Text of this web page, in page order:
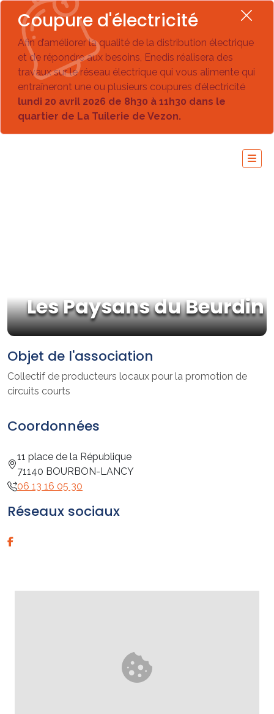
Coupure d'électricité
Afin d’améliorer la qualité de la distribution électrique
et de répondre aux besoins, Enedis réalisera des
travaux sur le réseau électrique qui vous alimente qui
entraîneront une ou plusieurs coupures d’électricité
lundi 20 avril 2026 de 8h30 à 11h30 dans le
quartier de La Tuilerie de Vezon.
Les Paysans du Beurdin
Objet de l'association
Collectif de producteurs locaux pour la promotion de
circuits courts
Coordonnées
11 place de la République
71140 BOURBON-LANCY
06 13 16 05 30
Réseaux sociaux